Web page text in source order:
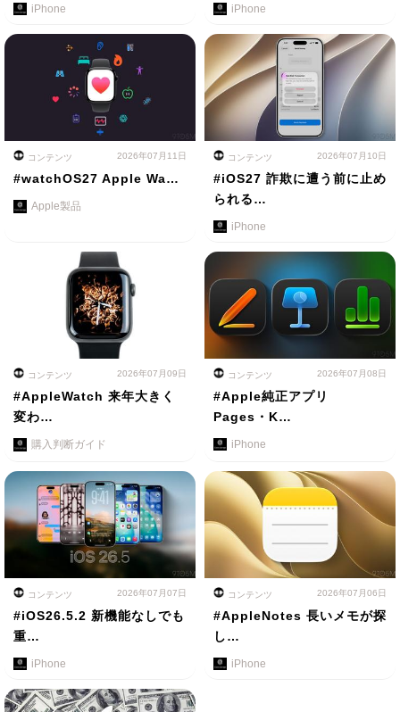
iPhone iPhone
コンテンツ 2026年07月11日
#watchOS27 Apple Wa…
Apple製品
コンテンツ 2026年07月10日
#iOS27 詐欺に遭う前に止め
られる…
iPhone
コンテンツ 2026年07月09日
#AppleWatch 来年大きく
変わ…
購入判断ガイド
コンテンツ 2026年07月08日
#Apple純正アプリ
Pages・K…
iPhone
コンテンツ 2026年07月07日
#iOS26.5.2 新機能なしでも
重…
iPhone
コンテンツ 2026年07月06日
#AppleNotes 長いメモが探
し…
iPhone